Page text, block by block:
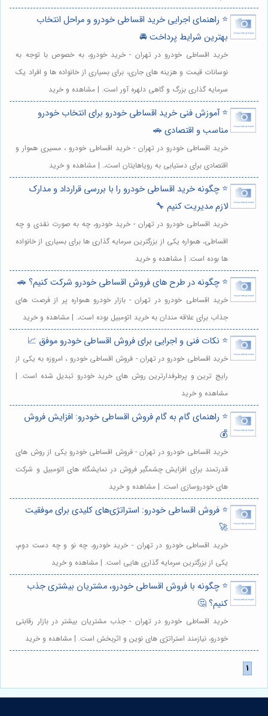
⭐️ راهنمای اجرایی خرید اقساطی خودرو و مراحل انتخاب
بهترین شرایط پرداخت 🚘
خرید اقساطی خودرو در تهران - خرید خودرو، به خصوص با توجه به
نوسانات قیمت و هزینه های جاری، برای بسیاری از خانواده ها و افراد یک
سرمایه گذاری بزرگ و گاهی دلهره آور است. | مشاهده و خرید
⭐️ آموزش فنی خرید اقساطی خودرو برای انتخاب خودرو
مناسب و اقتصادی 🚗
خرید اقساطی خودرو در تهران - خرید اقساطی خودرو ، مسیری هموار و
اقتصادی برای دستیابی به رویاهایتان است،. | مشاهده و خرید
⭐️ چگونه خرید اقساطی خودرو را با بررسی قرارداد و مدارک
لازم مدیریت کنیم 🔧
خرید اقساطی خودرو در تهران - خرید خودرو، چه به صورت نقدی و چه
اقساطی، همواره یکی از بزرگترین سرمایه گذاری ها برای بسیاری از خانواده
ها بوده است. | مشاهده و خرید
⭐️ چگونه در طرح های فروش اقساطی خودرو شرکت کنیم؟ 🚗
خرید اقساطی خودرو در تهران - بازار خودرو همواره پر از فرصت های
جذاب برای علاقه مندان به خرید اتومبیل بوده است،. | مشاهده و خرید
⭐️ نکات فنی و اجرایی برای فروش اقساطی خودرو موفق 📈
خرید اقساطی خودرو در تهران - فروش اقساطی خودرو ، امروزه به یکی از
رایج ترین و پرطرفدارترین روش های خرید خودرو تبدیل شده است. |
مشاهده و خرید
⭐️ راهنمای گام به گام فروش اقساطی خودرو: افزایش فروش
💰
خرید اقساطی خودرو در تهران - فروش اقساطی خودرو یکی از روش های
قدرتمند برای افزایش چشمگیر فروش در نمایشگاه های اتومبیل و شرکت
های خودروسازی است. | مشاهده و خرید
⭐️ فروش اقساطی خودرو: استراتژی‌های کلیدی برای موفقیت
🚀
خرید اقساطی خودرو در تهران - خرید خودرو، چه نو و چه دست دوم،
یکی از بزرگترین سرمایه گذاری هایی است. | مشاهده و خرید
⭐️ چگونه با فروش اقساطی خودرو، مشتریان بیشتری جذب
کنیم؟ 🤔
خرید اقساطی خودرو در تهران - جذب مشتریان بیشتر در بازار رقابتی
خودرو، نیازمند استراتژی های نوین و اثربخش است. | مشاهده و خرید